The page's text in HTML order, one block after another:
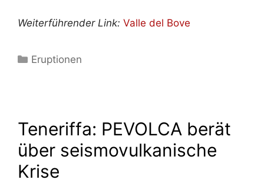
Weiterführender Link: Valle del Bove
Kategorien
Eruptionen
Teneriffa: PEVOLCA berät
über seismovulkanische
Krise